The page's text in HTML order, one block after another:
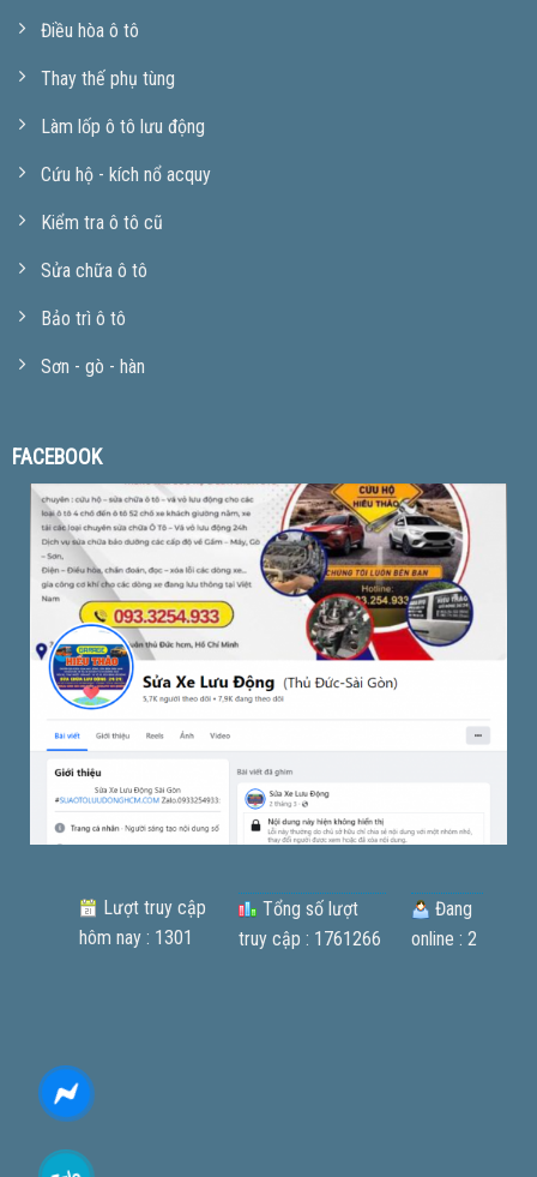
Điều hòa ô tô
Thay thế phụ tùng
Làm lốp ô tô lưu động
Cứu hộ - kích nổ acquy
Kiểm tra ô tô cũ
Sửa chữa ô tô
Bảo trì ô tô
Sơn - gò - hàn
FACEBOOK
Lượt truy cập
hôm nay : 1301
Tổng số lượt
truy cập : 1761266
Đang
online : 2